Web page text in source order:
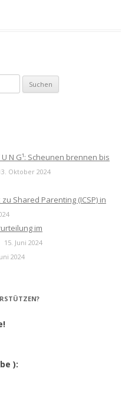
U N G¹: Scheunen brennen bis
Oktober 2024
Shared Parenting (ICSP) in
im
15. Juni 2024
2024
):